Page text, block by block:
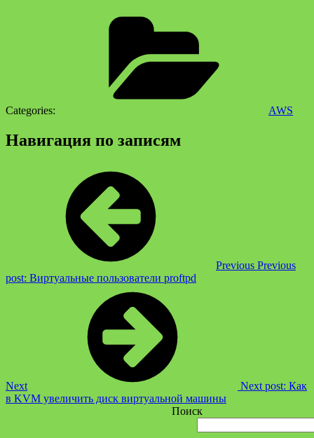
Categories: AWS
Навигация по записям
Previous Previous
post: Виртуальные пользователи proftpd
Next Next post: Как
в KVM увеличить диск виртуальной машины
Поиск